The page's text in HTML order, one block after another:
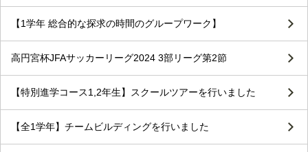
【1学年 総合的な探求の時間のグループワーク】
高円宮杯JFAサッカーリーグ2024 3部リーグ第2節
【特別進学コース1,2年生】スクールツアーを行いました
【全1学年】チームビルディングを行いました